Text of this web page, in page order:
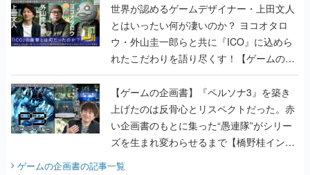
世界が認めるゲームデザイナー・上田文人
とはいったい何が凄いのか？ ヨコオタロ
ウ・外山圭一郎らと共に『ICO』に込めら
れたこだわりを語り尽くす！【ゲームの企
画書】
【ゲームの企画書】『ペルソナ3』を築き
上げたのは反骨心とリスペクトだった。赤
い企画書のもとに集った“愚連隊”がシリー
ズを生まれ変わらせるまで【橋野桂インタ
ゲームの企画書の記事一覧